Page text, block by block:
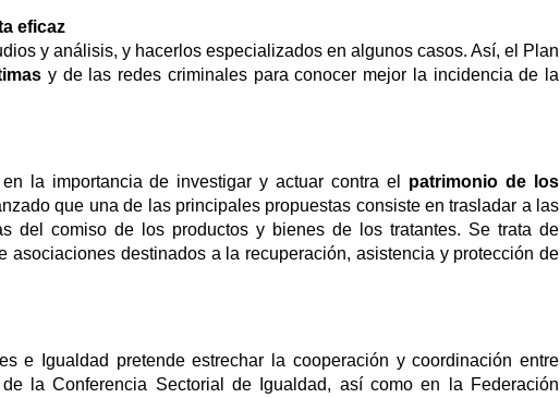
eficaz
y análisis, y hacerlos especializados en algunos casos. Así, el Plan
y de las redes criminales para conocer mejor la incidencia de la
la importancia de investigar y actuar contra el patrimonio de los
que una de las principales propuestas consiste en trasladar a las
del comiso de los productos y bienes de los tratantes. Se trata de
asociaciones destinados a la recuperación, asistencia y protección de
e Igualdad pretende estrechar la cooperación y coordinación entre
la Conferencia Sectorial de Igualdad, así como en la Federación